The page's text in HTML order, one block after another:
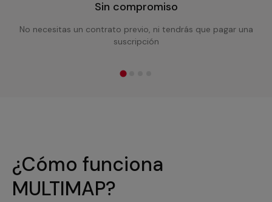
Sin compromiso
No necesitas un contrato previo, ni tendrás que pagar una
suscripción
¿Cómo funciona
MULTIMAP?